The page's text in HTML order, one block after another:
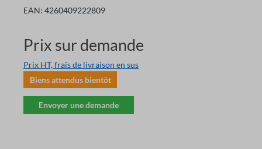
EAN: 4260409222809
Prix sur demande
Prix HT, frais de livraison en sus
Biens attendus bientôt
Envoyer une demande